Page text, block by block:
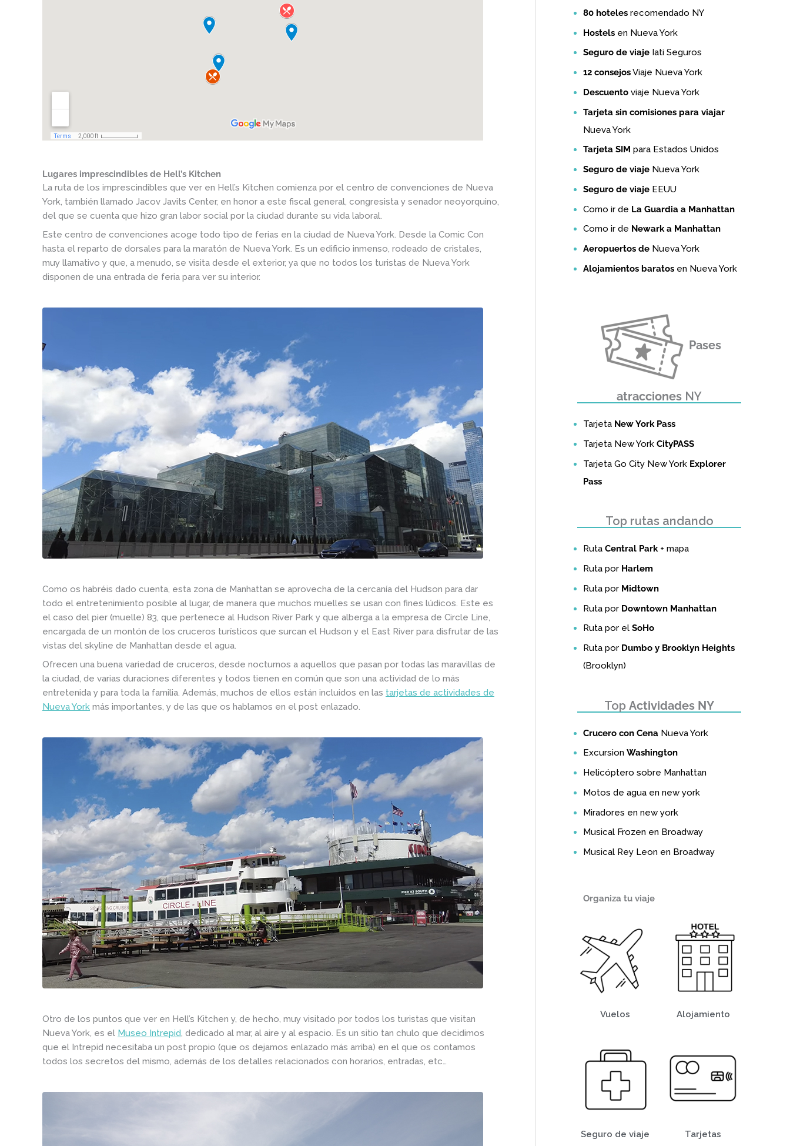
Lugares imprescindibles de Hell’s Kitchen
La ruta de los imprescindibles que ver en Hell’s Kitchen comienza por el centro de convenciones de Nueva
York, también llamado Jacov Javits Center, en honor a este fiscal general, congresista y senador neoyorquino,
del que se cuenta que hizo gran labor social por la ciudad durante su vida laboral.
Este centro de convenciones acoge todo tipo de ferias en la ciudad de Nueva York. Desde la Comic Con
hasta el reparto de dorsales para la maratón de Nueva York. Es un edificio inmenso, rodeado de cristales,
muy llamativo y que, a menudo, se visita desde el exterior, ya que no todos los turistas de Nueva York
disponen de una entrada de feria para ver su interior.
Como os habréis dado cuenta, esta zona de Manhattan se aprovecha de la cercanía del Hudson para dar
todo el entretenimiento posible al lugar, de manera que muchos muelles se usan con fines lúdicos. Este es
el caso del pier (muelle) 83, que pertenece al Hudson River Park y que alberga a la empresa de Circle Line,
encargada de un montón de los cruceros turísticos que surcan el Hudson y el East River para disfrutar de las
vistas del skyline de Manhattan desde el agua.
Ofrecen una buena variedad de cruceros, desde nocturnos a aquellos que pasan por todas las maravillas de
la ciudad, de varias duraciones diferentes y todos tienen en común que son una actividad de lo más
entretenida y para toda la familia. Además, muchos de ellos están incluidos en las tarjetas de actividades de
Nueva York más importantes, y de las que os hablamos en el post enlazado.
Otro de los puntos que ver en Hell’s Kitchen y, de hecho, muy visitado por todos los turistas que visitan
Nueva York, es el Museo Intrepid, dedicado al mar, al aire y al espacio. Es un sitio tan chulo que decidimos
que el Intrepid necesitaba un post propio (que os dejamos enlazado más arriba) en el que os contamos
todos los secretos del mismo, además de los detalles relacionados con horarios, entradas, etc…
80 hoteles recomendado NY
Hostels en Nueva York
Seguro de viaje Iati Seguros
12 consejosViaje Nueva York
Descuento viaje Nueva York
Tarjeta sin comisiones para viajar
Nueva York
Tarjeta SIM para Estados Unidos
Seguro de viaje Nueva York
Seguro de viaje EEUU
Como ir de La Guardia a Manhattan
Como ir de Newark a Manhattan
Aeropuertos de Nueva York
Alojamientos baratos en Nueva York
Pases
atracciones NY
Tarjeta New York Pass
Tarjeta New York CityPASS
Tarjeta Go City New York Explorer
Pass
Top rutas andando
Ruta Central Park+ mapa
Ruta por Harlem
Ruta por Midtown
Ruta por Downtown Manhattan
Ruta por el SoHo
Ruta por Dumbo y Brooklyn Heights
(Brooklyn)
Top Actividades NY
Crucero con Cena Nueva York
Excursion Washington
Helicóptero sobre Manhattan
Motos de agua en new york
Miradores en new york
Musical Frozen en Broadway
Musical Rey Leon en Broadway
Organiza tu viaje
Vuelos
Seguro de viaje
Alojamiento
Tarjetas